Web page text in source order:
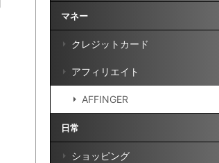
マネー
クレジットカード
アフィリエイト
AFFINGER
日常
ショッピング